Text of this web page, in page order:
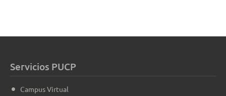
Servicios PUCP
Campus Virtual